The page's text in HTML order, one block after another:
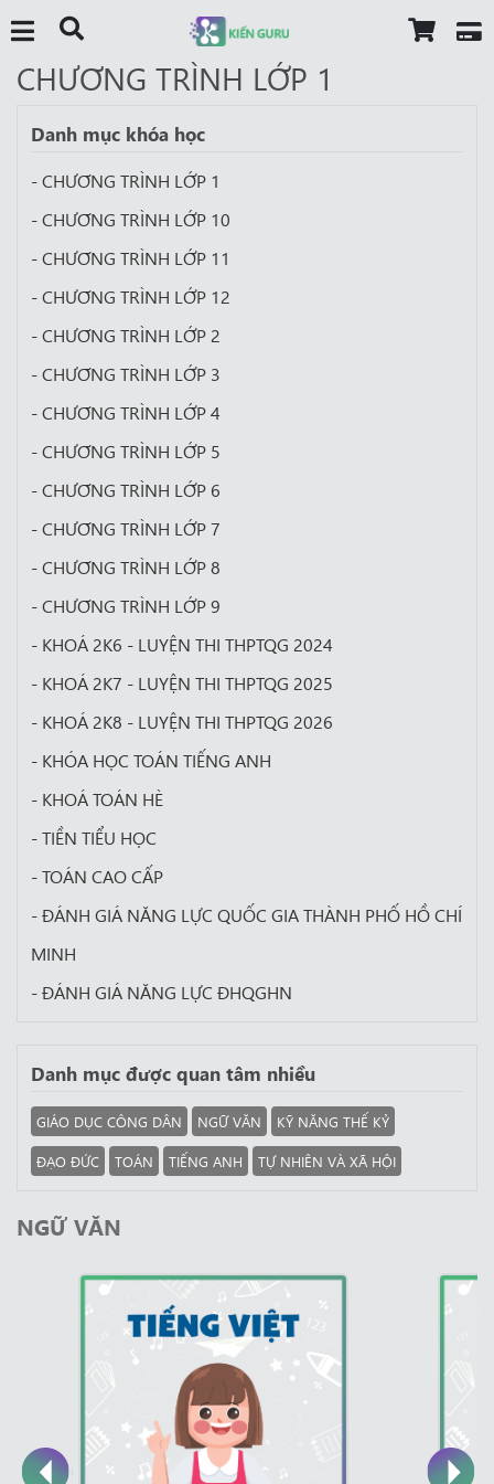
CHƯƠNG TRÌNH LỚP 1
Danh mục khóa học
- CHƯƠNG TRÌNH LỚP 1
- CHƯƠNG TRÌNH LỚP 10
- CHƯƠNG TRÌNH LỚP 11
- CHƯƠNG TRÌNH LỚP 12
- CHƯƠNG TRÌNH LỚP 2
- CHƯƠNG TRÌNH LỚP 3
- CHƯƠNG TRÌNH LỚP 4
- CHƯƠNG TRÌNH LỚP 5
- CHƯƠNG TRÌNH LỚP 6
- CHƯƠNG TRÌNH LỚP 7
- CHƯƠNG TRÌNH LỚP 8
- CHƯƠNG TRÌNH LỚP 9
- KHOÁ 2K6 - LUYỆN THI THPTQG 2024
- KHOÁ 2K7 - LUYỆN THI THPTQG 2025
- KHOÁ 2K8 - LUYỆN THI THPTQG 2026
- KHÓA HỌC TOÁN TIẾNG ANH
- KHOÁ TOÁN HÈ
- TIỀN TIỂU HỌC
- TOÁN CAO CẤP
- ĐÁNH GIÁ NĂNG LỰC QUỐC GIA THÀNH PHỐ HỒ CHÍ
MINH
- ĐÁNH GIÁ NĂNG LỰC ĐHQGHN
Danh mục được quan tâm nhiều
GIÁO DỤC CÔNG DÂN NGỮ VĂN
KỸ NĂNG THẾ KỶ
ĐẠO ĐỨC
TOÁN TIẾNG ANH TỰ NHIÊN VÀ XÃ HỘI
NGỮ VĂN